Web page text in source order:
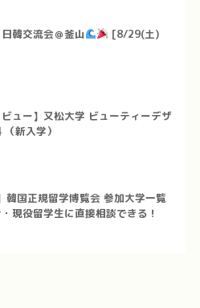
日韓交流会＠釜山
[8/29(土)
ビュー】又松大学 ビューティーデザ
新入学）
韓国正規留学博覧会 参加大学一覧
現役留学生に直接相談できる！